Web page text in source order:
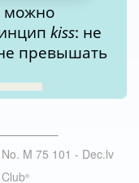
можно
kiss: не
превышать
M 75 101 - Dec.lv
®